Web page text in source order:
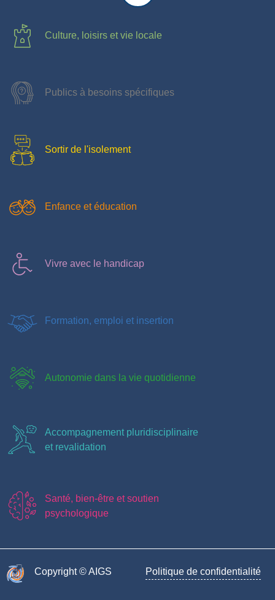
Culture, loisirs et vie locale
Publics à besoins spécifiques
Sortir de l'isolement
Enfance et éducation
Vivre avec le handicap
Formation, emploi et insertion
Autonomie dans la vie quotidienne
Accompagnement pluridisciplinaire
et revalidation
Santé, bien-être et soutien
psychologique
Copyright © AIGS​ Politique de confidentialité